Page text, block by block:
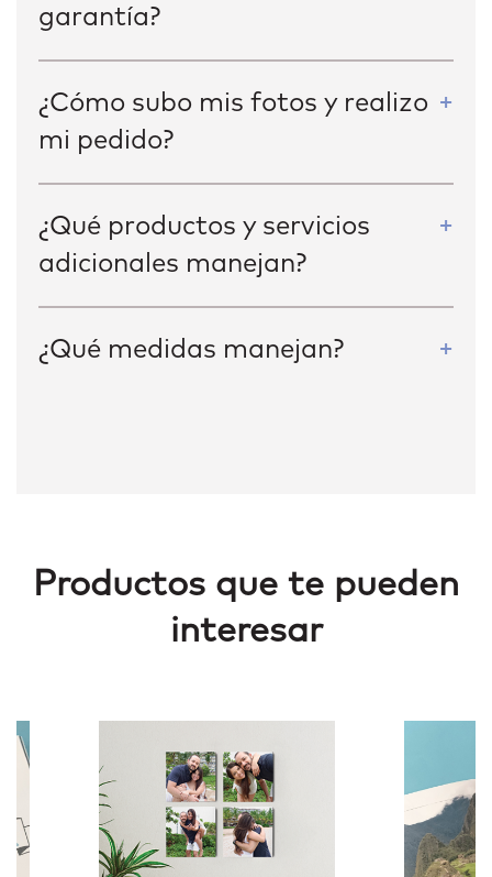
garantía?
¿Cómo subo mis fotos y realizo
mi pedido?
¿Qué productos y servicios
adicionales manejan?
¿Qué medidas manejan?
Productos que te pueden
interesar